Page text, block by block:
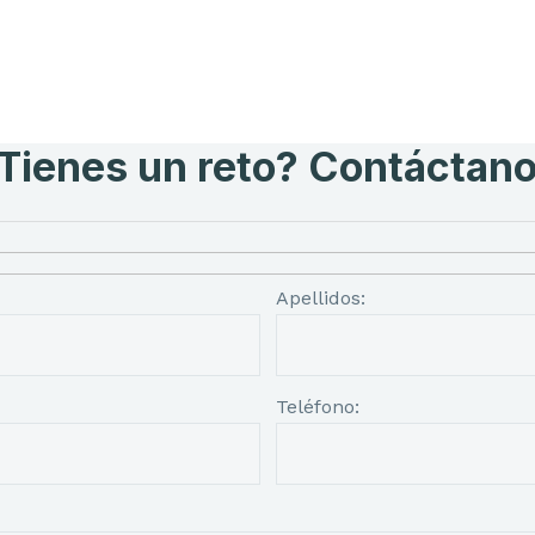
un reto?
Apellidos:
Teléfono: